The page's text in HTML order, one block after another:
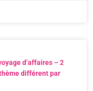
d’affaires – 2
différent par